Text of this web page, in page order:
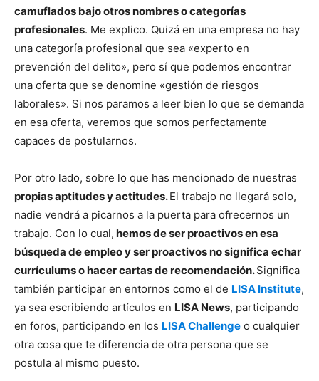
camuflados bajo otros nombres o categorías
profesionales. Me explico. Quizá en una empresa no hay
una categoría profesional que sea «experto en
prevención del delito», pero sí que podemos encontrar
una oferta que se denomine «gestión de riesgos
laborales». Si nos paramos a leer bien lo que se demanda
en esa oferta, veremos que somos perfectamente
capaces de postularnos.
Por otro lado, sobre lo que has mencionado de nuestras
propias aptitudes y actitudes.El trabajo no llegará solo,
nadie vendrá a picarnos a la puerta para ofrecernos un
trabajo. Con lo cual, hemos de ser proactivos en esa
búsqueda de empleo y ser proactivos no significa echar
currículums o hacer cartas de recomendación.Significa
también participar en entornos como el de LISA Institute,
ya sea escribiendo artículos en LISA News, participando
en foros, participando en los LISA Challenge o cualquier
otra cosa que te diferencia de otra persona que se
postula al mismo puesto.